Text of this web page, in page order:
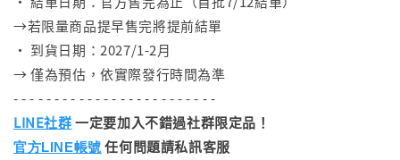
→若限量商品提早售完將提前結單
• 到貨日期：2027/1-2月
→ 僅為預估，依實際發行時間為準
- - - - - - - - - - - - - - - - - - - - - - - - -
LINE社群一定要加入不錯過社群限定品！
官方LINE帳號 任何問題請私訊客服